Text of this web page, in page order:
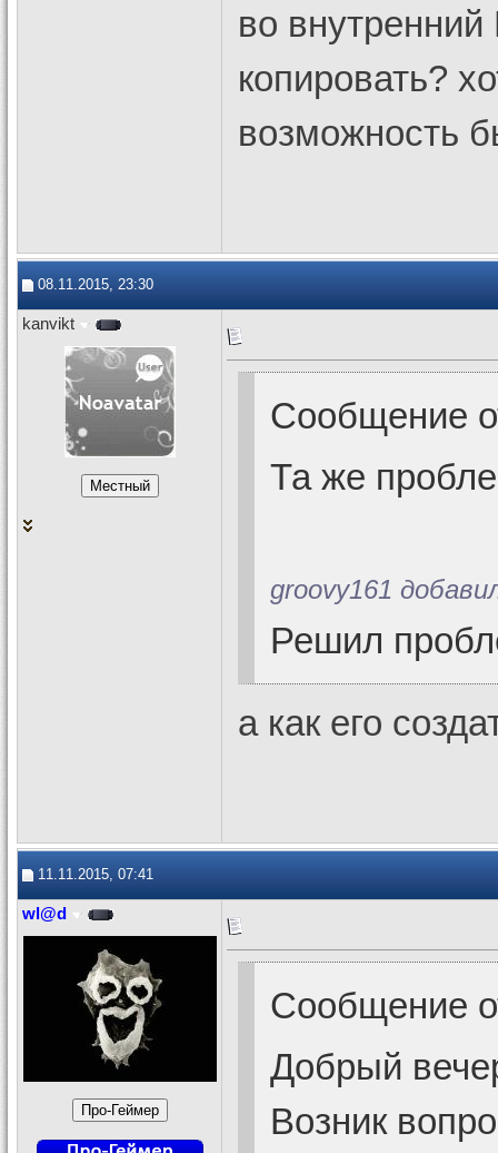
во внутренний
копировать?
возможность
08.11.2015, 23:30
kanvikt
Сообщение
Та же
groovy161
Решил
а как его
11.11.2015, 07:41
wl@d
Сообщение
Добрый
Возник